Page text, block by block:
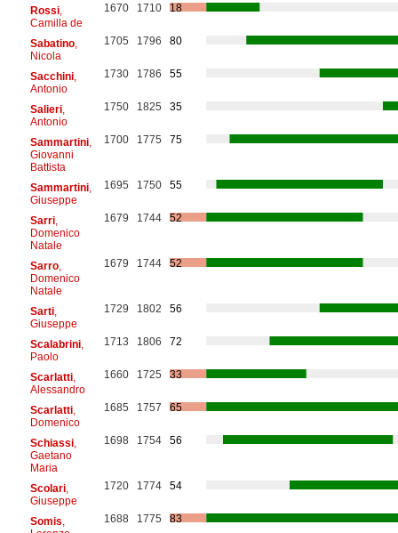
Rossi,
Camilla de
1670 1710 18
Sabatino,
Nicola
1705 1796 80
Sacchini,
Antonio
1730 1786 55
Salieri,
Antonio
1750 1825 35
Sammartini,
Giovanni
Battista
1700 1775 75
Sammartini,
Giuseppe
1695 1750 55
Sarri,
Domenico
Natale
1679 1744 52
Sarro,
Domenico
Natale
1679 1744 52
Sarti,
Giuseppe
1729 1802 56
Scalabrini,
Paolo
1713 1806 72
Scarlatti,
Alessandro
1660 1725 33
Scarlatti,
Domenico
1685 1757 65
Schiassi,
Gaetano
Maria
1698 1754 56
Scolari,
Giuseppe
1720 1774 54
Somis 1688 1775 83